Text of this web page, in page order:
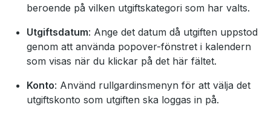
beroende på vilken utgiftskategori som har valts.
Utgiftsdatum: Ange det datum då utgiften uppstod
genom att använda popover-fönstret i kalendern
som visas när du klickar på det här fältet.
Konto: Använd rullgardinsmenyn för att välja det
utgiftskonto som utgiften ska loggas in på.